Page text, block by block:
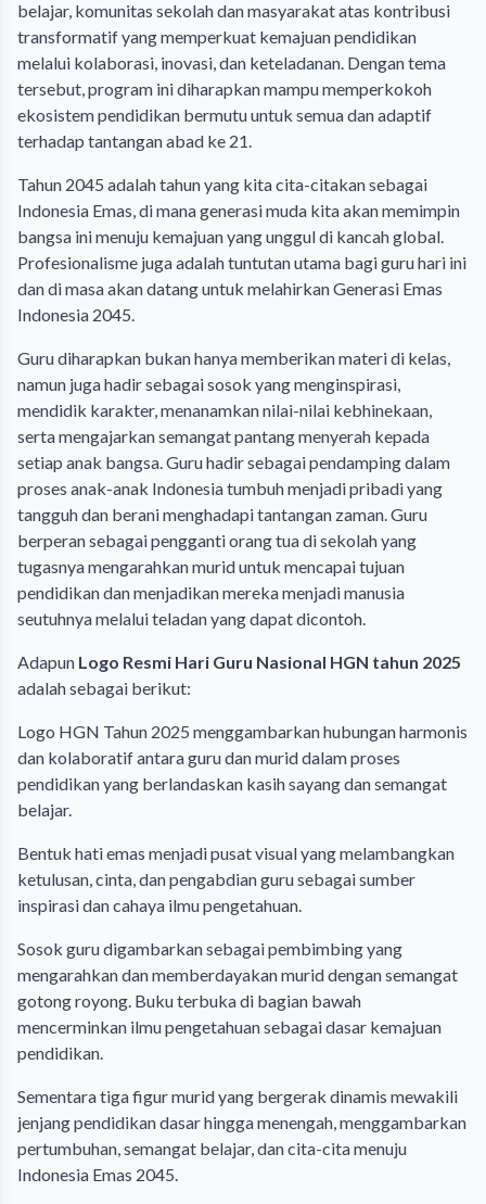
belajar, komunitas sekolah dan masyarakat atas kontribusi
transformatif yang memperkuat kemajuan pendidikan
melalui kolaborasi, inovasi, dan keteladanan. Dengan tema
tersebut, program ini diharapkan mampu memperkokoh
ekosistem pendidikan bermutu untuk semua dan adaptif
terhadap tantangan abad ke 21.
Tahun 2045 adalah tahun yang kita cita-citakan sebagai
Indonesia Emas, di mana generasi muda kita akan memimpin
bangsa ini menuju kemajuan yang unggul di kancah global.
Profesionalisme juga adalah tuntutan utama bagi guru hari ini
dan di masa akan datang untuk melahirkan Generasi Emas
Indonesia 2045.
Guru diharapkan bukan hanya memberikan materi di kelas,
namun juga hadir sebagai sosok yang menginspirasi,
mendidik karakter, menanamkan nilai-nilai kebhinekaan,
serta mengajarkan semangat pantang menyerah kepada
setiap anak bangsa. Guru hadir sebagai pendamping dalam
proses anak-anak Indonesia tumbuh menjadi pribadi yang
tangguh dan berani menghadapi tantangan zaman. Guru
berperan sebagai pengganti orang tua di sekolah yang
tugasnya mengarahkan murid untuk mencapai tujuan
pendidikan dan menjadikan mereka menjadi manusia
seutuhnya melalui teladan yang dapat dicontoh.
Adapun Logo Resmi Hari Guru Nasional HGN tahun 2025
adalah sebagai berikut:
Logo HGN Tahun 2025 menggambarkan hubungan harmonis
dan kolaboratif antara guru dan murid dalam proses
pendidikan yang berlandaskan kasih sayang dan semangat
belajar.
Bentuk hati emas menjadi pusat visual yang melambangkan
ketulusan, cinta, dan pengabdian guru sebagai sumber
inspirasi dan cahaya ilmu pengetahuan.
Sosok guru digambarkan sebagai pembimbing yang
mengarahkan dan memberdayakan murid dengan semangat
gotong royong. Buku terbuka di bagian bawah
mencerminkan ilmu pengetahuan sebagai dasar kemajuan
pendidikan.
Sementara tiga figur murid yang bergerak dinamis mewakili
jenjang pendidikan dasar hingga menengah, menggambarkan
pertumbuhan, semangat belajar, dan cita-cita menuju
Indonesia Emas 2045.